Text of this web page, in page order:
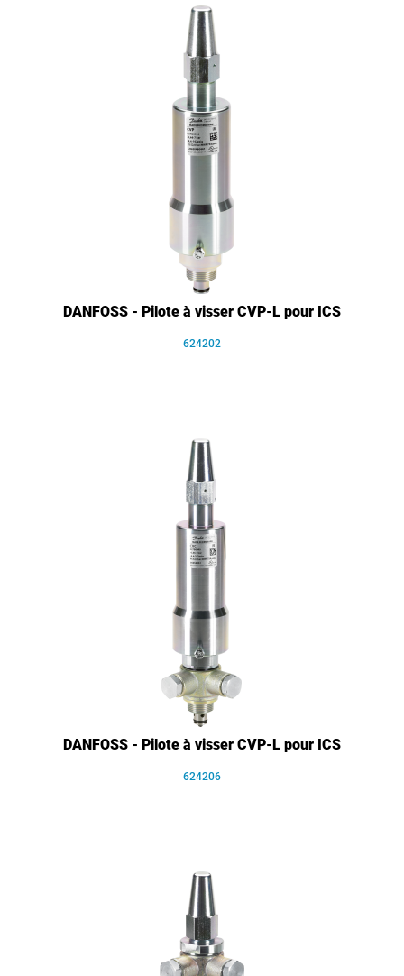
DANFOSS - Pilote à visser CVP-L pour ICS
624202
DANFOSS - Pilote à visser CVP-L pour ICS
624206